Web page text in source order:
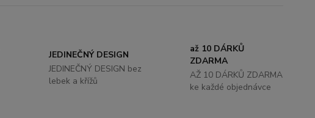
JEDINEČNÝ DESIGN
JEDINEČNÝ DESIGN bez
lebek a křížů
až 10 DÁRKŮ
ZDARMA
AŽ 10 DÁRKŮ ZDARMA
ke každé objednávce